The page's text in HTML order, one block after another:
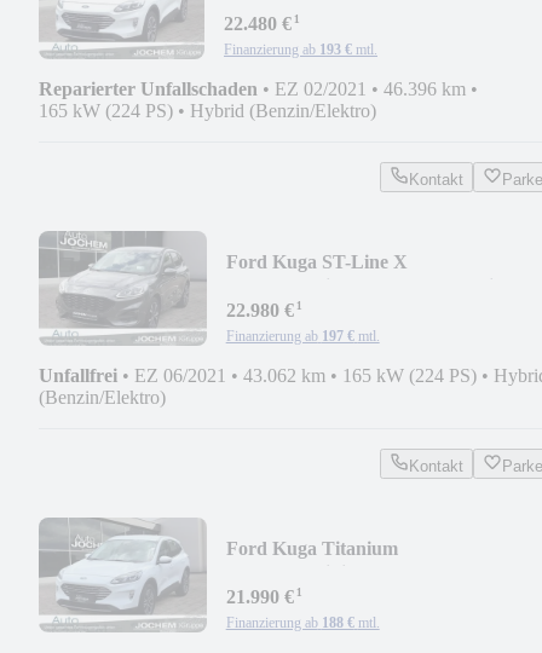
22.480 €¹
Finanzierung ab 193 € mtl.
Reparierter Unfallschaden • EZ 02/2021 • 46.396 km •
165 kW (224 PS) • Hybrid (Benzin/Elektro)
Kontakt
Ford Kuga ST-Line X
Fronts
22.980 €¹
Finanzierung ab 197 € mtl.
Unfallfrei • EZ 06/2021 • 43.062 km • 165 kW (224 PS) •
(Benzin/Elektro)
Kontakt
Ford Kuga Titanium
v+h,18"
21.990 €¹
Finanzierung ab 188 € mtl.